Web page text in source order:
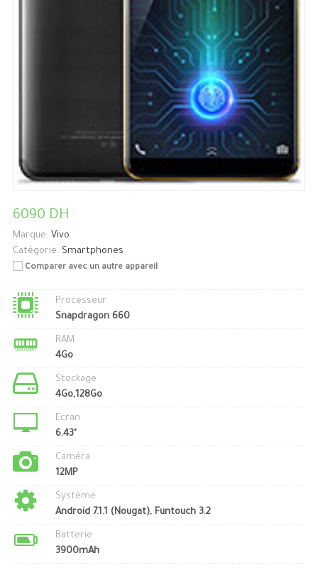
6090 DH
Marque: Vivo
Catégorie: Smartphones
Comparer avec un autre appareil
Processeur
Snapdragon 660
RAM
4Go
Stockage
4Go,128Go
Ecran
6.43"
Caméra
12MP
Système
Android 7.1.1 (Nougat), Funtouch 3.2
Batterie
3900mAh